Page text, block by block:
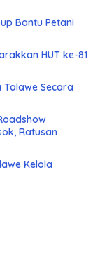
Bantu Petani
HUT ke-81
Talawe Secara
Ratusan
Kelola